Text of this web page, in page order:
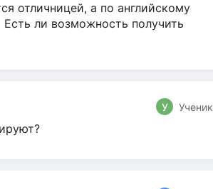
отличницей, а по английскому
ли возможность получить
У Ученик